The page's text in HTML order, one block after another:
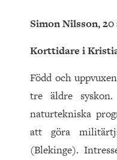
Simon Nilsson,
Korttidare i
Född och
tre äldre
naturtekniska
att göra
(Blekinge).